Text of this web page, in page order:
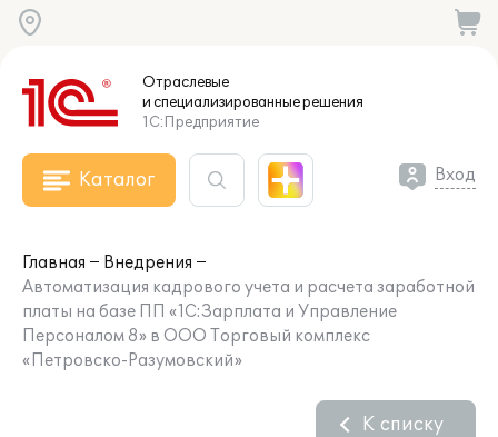
Отраслевые
и специализированныерешения
1С:Предприятие
Каталог Вход
Главная
Внедрения
Автоматизация кадрового учета и расчета заработной
платы на базе ПП «1С:Зарплата и Управление
Персоналом 8» в ООО Торговый комплекс
«Петровско-Разумовский»
К списку